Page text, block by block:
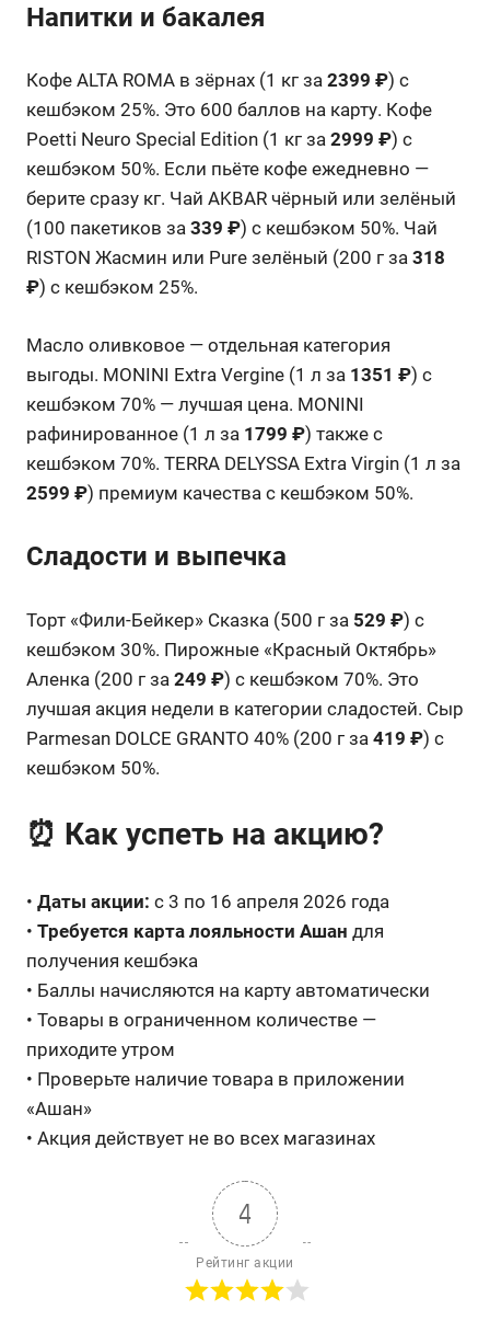
Напитки и бакалея
Кофе ALTA ROMA в зёрнах (1 кг за 2399 ₽) с
кешбэком 25%. Это 600 баллов на карту. Кофе
Poetti Neuro Special Edition (1 кг за 2999 ₽) с
кешбэком 50%. Если пьёте кофе ежедневно —
берите сразу кг. Чай AKBAR чёрный или зелёный
(100 пакетиков за 339 ₽) с кешбэком 50%. Чай
RISTON Жасмин или Pure зелёный (200 г за 318
₽) с кешбэком 25%.
Масло оливковое — отдельная категория
выгоды. MONINI Extra Vergine (1 л за 1351 ₽) с
кешбэком 70% — лучшая цена. MONINI
рафинированное (1 л за 1799 ₽) также с
кешбэком 70%. TERRA DELYSSA Extra Virgin (1 л за
2599 ₽) премиум качества с кешбэком 50%.
Сладости и выпечка
Торт «Фили-Бейкер» Сказка (500 г за 529 ₽) с
кешбэком 30%. Пирожные «Красный Октябрь»
Аленка (200 г за 249 ₽) с кешбэком 70%. Это
лучшая акция недели в категории сладостей. Сыр
Parmesan DOLCE GRANTO 40% (200 г за 419 ₽) с
кешбэком 50%.
⏰ Как успеть на акцию?
• Даты акции: с 3 по 16 апреля 2026 года
• Требуется карта лояльности Ашан для
получения кешбэка
• Баллы начисляются на карту автоматически
• Товары в ограниченном количестве —
приходите утром
• Проверьте наличие товара в приложении
«Ашан»
• Акция действует не во всех магазинах
4
Рейтинг акции